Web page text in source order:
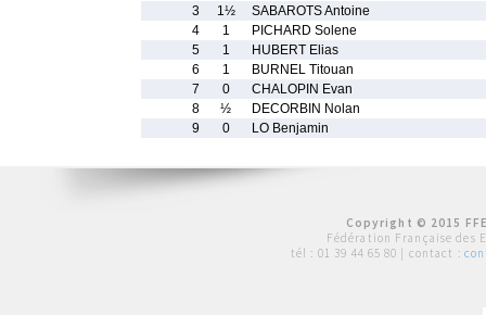
3
1½
SABAROTS Antoine
4
1
PICHARD Solene
5
1
HUBERT Elias
6
1
BURNEL Titouan
7
0
CHALOPIN Evan
8
½
DECORBIN Nolan
9
0 LO Benjamin
Copyright © 2015
Fédération Française des
tél : 01 39 44 65 80 | contact :